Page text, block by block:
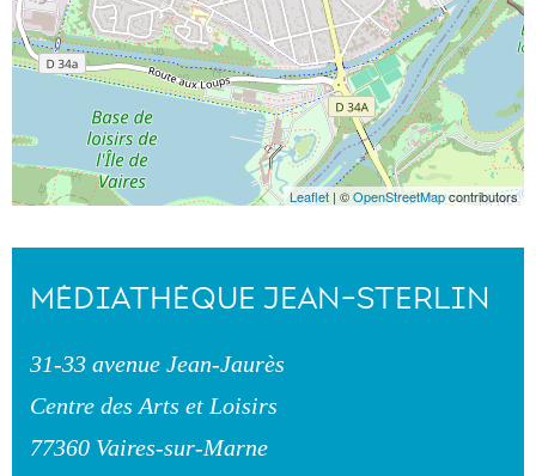
Leaflet | ©OpenStreetMapcontributors
MÉDIATHÈQUE JEAN-STERLIN
31-33 avenue Jean-Jaurès
Centre des Arts et Loisirs
77360 Vaires-sur-Marne